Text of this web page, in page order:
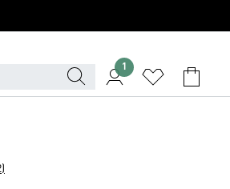
1